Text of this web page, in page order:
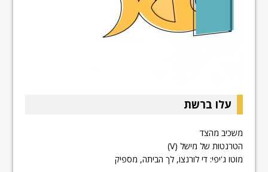
עלו ברשת
משכיב מהצד
הטרנטות של מישל (V)
מוטו ג'יפי: די לורנצו, לך הביתה, מספיק